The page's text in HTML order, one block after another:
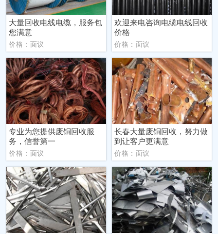
大量回收电线电缆，服务包
您满意
价格：面议
欢迎来电咨询电缆电线回收
价格
价格：面议
专业为您提供废铜回收服
务，信誉第一
价格：面议
长春大量废铜回收，努力做
到让客户更满意
价格：面议